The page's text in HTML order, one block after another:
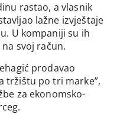
rastao, a vlasnik
lažne izvještaje
U kompaniji su ih
svoj račun.
prodavao
tržištu po tri marke”,
za ekonomsko-